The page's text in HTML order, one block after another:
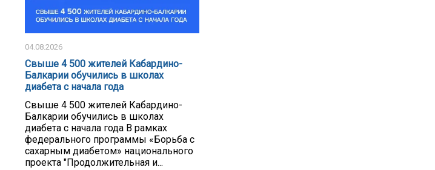
04.08.2026
Свыше 4 500 жителей Кабардино-
Балкарии обучились в школах
диабета с начала года
Свыше 4 500 жителей Кабардино-
Балкарии обучились в школах
диабета с начала года В рамках
федерального программы «Борьба с
сахарным диабетом» национального
проекта "Продолжительная и...